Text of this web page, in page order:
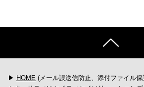
▶ HOME (メール誤送信防止、添付ファイル